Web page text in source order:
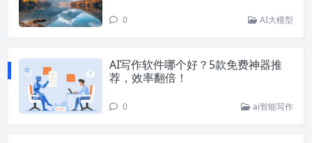
0 AI大模型
AI写作软件哪个好？5款免费神器推
荐，效率翻倍！
0 ai智能写作